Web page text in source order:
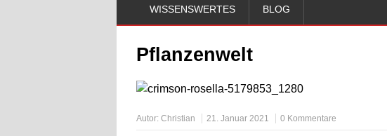
WISSENSWERTES BLOG
Pflanzenwelt
Autor: Christian 21. Januar 2021 0 Kommentare